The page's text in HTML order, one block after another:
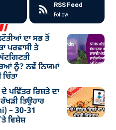
RSS Feed
Follow
ਦਾ ਸਭ ਤੋਂ
ਪਰਵਾਸੀ ਤੇ
ਨੂੰ? ਨਵੇਂ ਨਿਯਮਾਂ
ਪਵਿੱਤਰ ਰਿਸ਼ਤੇ ਦਾ
ਰੱਖੜੀ ਤਿਉਹਾਰ
– 30-31
ਵਿਸ਼ੇਸ਼